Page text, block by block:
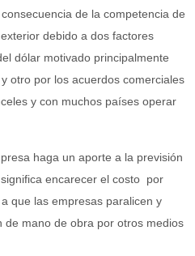
de la competencia de
debido a dos factores
dólar motivado principalmente
otro por los acuerdos comerciales
y con muchos países operar
haga un aporte a la previsión
encarecer el costo por
que las empresas paralicen y
de mano de obra por otros medios